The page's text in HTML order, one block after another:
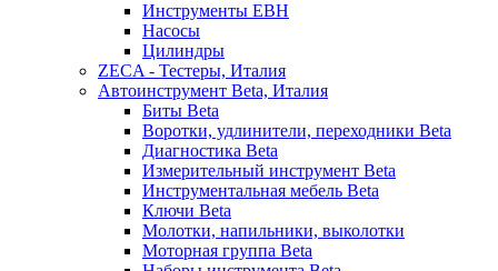
Инструменты EBH
Насосы
Цилиндры
ZECA - Тестеры, Италия
Автоинструмент Beta, Италия
Биты Beta
Воротки, удлинители, переходники Beta
Диагностика Beta
Измерительный инструмент Beta
Инструментальная мебель Beta
Ключи Beta
Молотки, напильники, выколотки
Моторная группа Beta